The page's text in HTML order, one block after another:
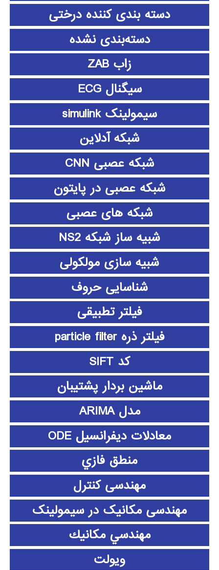
دسته بندی کننده درختی
دسته‌بندی نشده
زاب ZAB
سیگنال ECG
سیمولینک simulink
شبکه آدلاین
شبکه عصبی CNN
شبکه عصبی در پایتون
شبکه های عصبی
شبیه ساز شبکه NS2
شبیه سازی مولکولی
شناسایی حروف
فیلتر تطبیقی
فیلتر ذره particle filter
کد SIFT
ماشین بردار پشتیبان
مدل ARIMA
معادلات دیفرانسیل ODE
منطق فازي
مهندسی کنترل
مهندسی مکانیک در سیمولینک
مهندسي مكانيك
ویولت